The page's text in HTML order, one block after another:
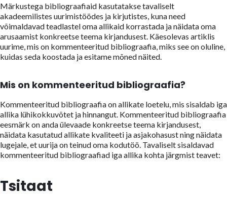
Märkustega bibliograafiaid kasutatakse tavaliselt
akadeemilistes uurimistöödes ja kirjutistes, kuna need
võimaldavad teadlastel oma allikaid korrastada ja näidata oma
arusaamist konkreetse teema kirjandusest. Käesolevas artiklis
uurime, mis on kommenteeritud bibliograafia, miks see on oluline,
kuidas seda koostada ja esitame mõned näited.
Mis on kommenteeritud bibliograafia?
Kommenteeritud bibliograafia on allikate loetelu, mis sisaldab iga
allika lühikokkuvõtet ja hinnangut. Kommenteeritud bibliograafia
eesmärk on anda ülevaade konkreetse teema kirjandusest,
näidata kasutatud allikate kvaliteeti ja asjakohasust ning näidata
lugejale, et uurija on teinud oma kodutöö. Tavaliselt sisaldavad
kommenteeritud bibliograafiad iga allika kohta järgmist teavet:
Tsitaat